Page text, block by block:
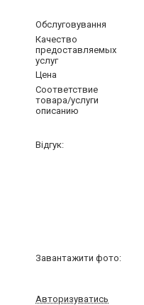
Обслуговування
Качество
предоставляемых
услуг
Цена
Соответствие
товара/услуги
описанию
Відгук:
Завантажити фото:
Авторизуватись